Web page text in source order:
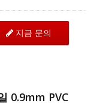
공간을 절약합니다.
표준을 충족하며 섬
능으로 제공합니다.
유형 FTTH, FTTB
섬유 피그테일을 제
지금 문의
0.9mm PVC